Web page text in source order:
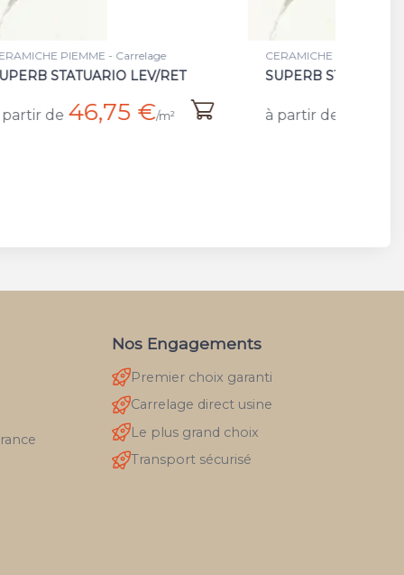
RET
/m²
CERAMICHE PIEMME - Carrelage
SUPERB STATUARIO NAT/RET
à partir de 36,03 € /m²
Nos Engagements
Premier choix garanti
Carrelage direct usine
Le plus grand choix
Transport sécurisé